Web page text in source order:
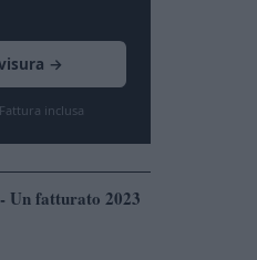
→
Fattura inclusa
Un fatturato 2023